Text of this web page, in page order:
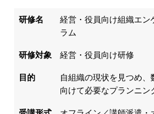
研修名
経営・役員向け組織エ
ラム
研修対象 経営・役員向け研修
目的
自組織の現状を見つめ、
向けて必要なプランニン